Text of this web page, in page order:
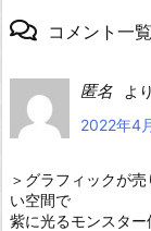
コメント一覧
匿名
よ
2022年4
＞グラフィックが
い空間で
紫に光るモンスター